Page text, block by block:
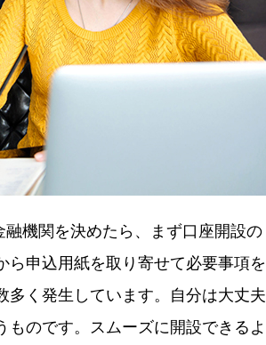
機関を決めたら、まず口座開設の
申込用紙を取り寄せて必要事項を
多く発生しています。自分は大丈夫
のです。スムーズに開設できるよ